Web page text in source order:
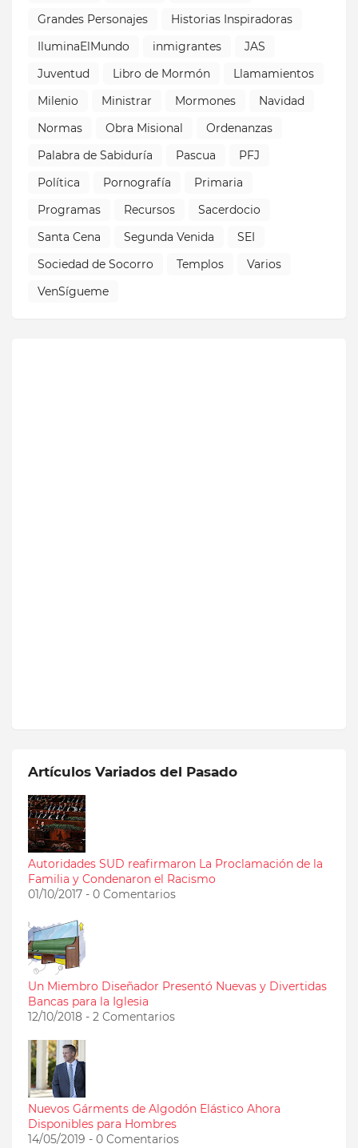
Grandes Personajes
Historias Inspiradoras
IluminaElMundo
inmigrantes
JAS
Juventud
Libro de Mormón
Llamamientos
Milenio
Ministrar Mormones
Navidad
Normas
Obra Misional
Ordenanzas
Palabra de Sabiduría
Pascua
PFJ
Política
Pornografía
Primaria
Programas
Recursos
Sacerdocio
Santa Cena
Segunda Venida
SEI
Sociedad de Socorro
Templos
Varios
VenSígueme
Artículos Variados del Pasado
Autoridades SUD reafirmaron La Proclamación de la
Familia y Condenaron el Racismo
01/10/2017 - 0 Comentarios
Un Miembro Diseñador Presentó Nuevas y Divertidas
Bancas para la Iglesia
12/10/2018 - 2 Comentarios
Nuevos Gárments de Algodón Elástico Ahora
Disponibles para Hombres
14/05/2019 - 0 Comentarios